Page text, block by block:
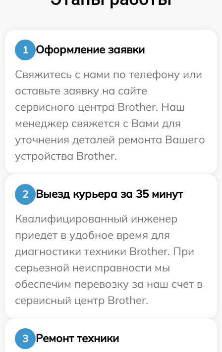
1
Оформление заявки
Свяжитесь с нами по телефону или
оставьте заявку на сайте
сервисного центра Brother. Наш
менеджер свяжется с Вами для
уточнения деталей ремонта Вашего
устройства Brother.
2
Выезд курьера за 35 минут
Квалифицированный инженер
приедет в удобное время для
диагностики техники Brother. При
серьезной неисправности мы
обеспечим перевозку за наш счет в
сервисный центр Brother.
3 Ремонт техники